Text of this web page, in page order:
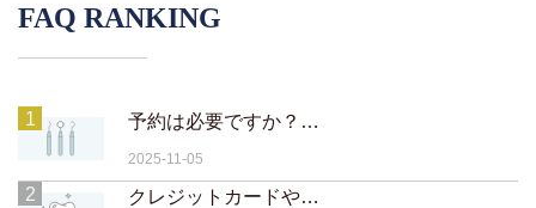
FAQ RANKING
1 予約は必要ですか？当日予約や急患対応は可能ですか？
2025-11-05
2 クレジットカードや電子マネーは使えますか？